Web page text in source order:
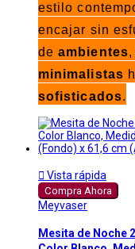
estilo
encajar sin
deambientes
minimalistas
sofisticados.
 Vista rápida
Compra Ahora
Meyvaser
Mesita de Noche